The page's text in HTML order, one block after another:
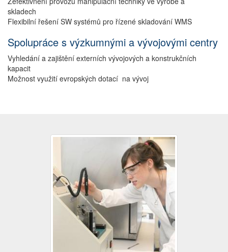
skladech
Flexibilní řešení SW systémů pro řízené skladování WMS
Spolupráce s výzkumnými a vývojovými centry
Vyhledání a zajištění externích vývojových a konstrukčních
kapacit
Možnost využití evropských dotací na vývoj